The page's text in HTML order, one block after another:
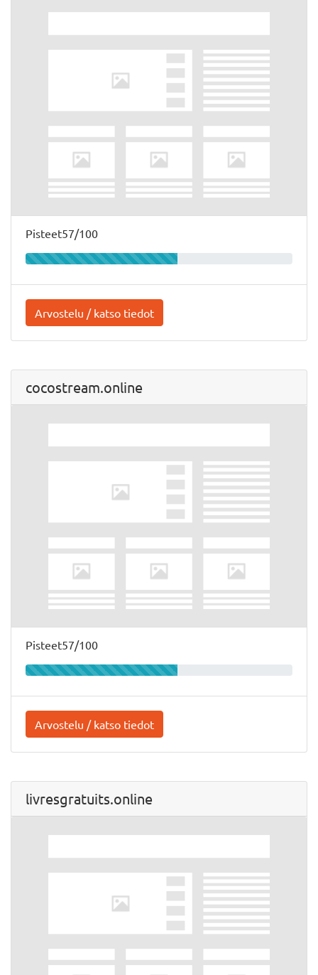
Pisteet57/100
Arvostelu / katso tiedot
cocostream.online
Pisteet57/100
Arvostelu / katso tiedot
livresgratuits.online